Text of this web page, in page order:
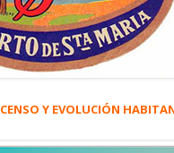
CENSO Y EVOLUCIÓN